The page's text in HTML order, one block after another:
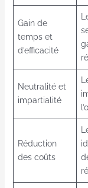
Gain de
temps et
d’efficacité
Neutralité et
impartialité
Réduction
des coûts